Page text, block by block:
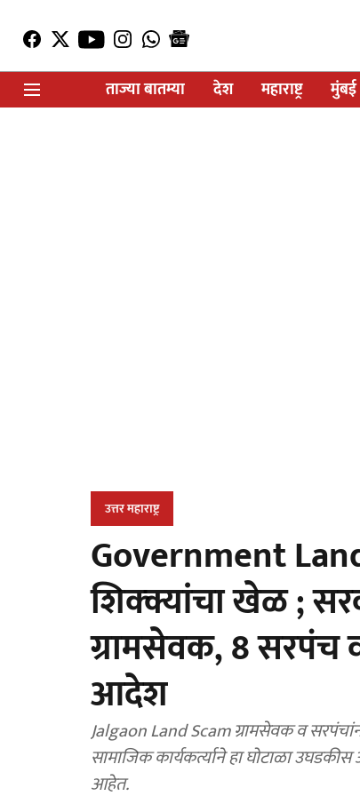
ताज्या बातम्या
देश महाराष्ट्र मुंबई
उत्तर महाराष्ट्र
Government
शिक्क्यांचा खेळ ;
ग्रामसेवक, 8 सरपंच
आदेश
Jalgaon Land Scam ग्रामसेवक व
सामाजिक कार्यकर्त्याने हा घोटाळा
आहेत.